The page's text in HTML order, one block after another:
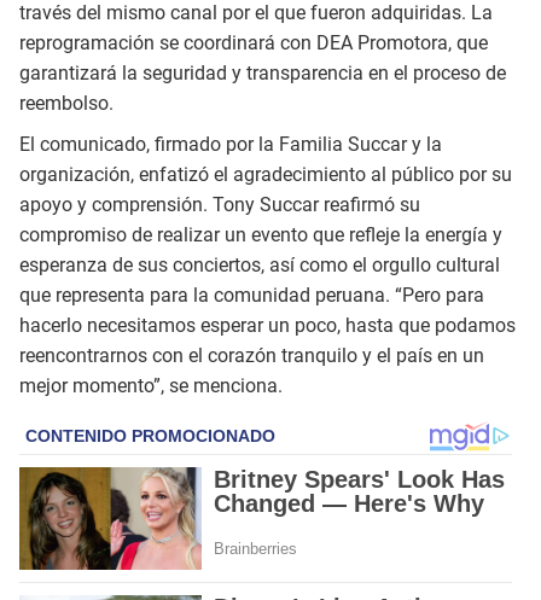
través del mismo canal por el que fueron adquiridas. La
reprogramación se coordinará con DEA Promotora, que
garantizará la seguridad y transparencia en el proceso de
reembolso.
El comunicado, firmado por la Familia Succar y la
organización, enfatizó el agradecimiento al público por su
apoyo y comprensión. Tony Succar reafirmó su
compromiso de realizar un evento que refleje la energía y
esperanza de sus conciertos, así como el orgullo cultural
que representa para la comunidad peruana. “Pero para
hacerlo necesitamos esperar un poco, hasta que podamos
reencontrarnos con el corazón tranquilo y el país en un
mejor momento”, se menciona.